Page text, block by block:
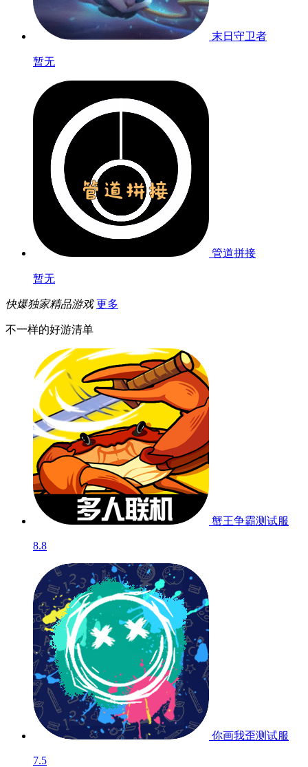
末日守卫者
暂无
管道拼接
暂无
快爆独家精品游戏 更多
不一样的好游清单
蟹王争霸测试服
8.8
你画我歪测试服
7.5